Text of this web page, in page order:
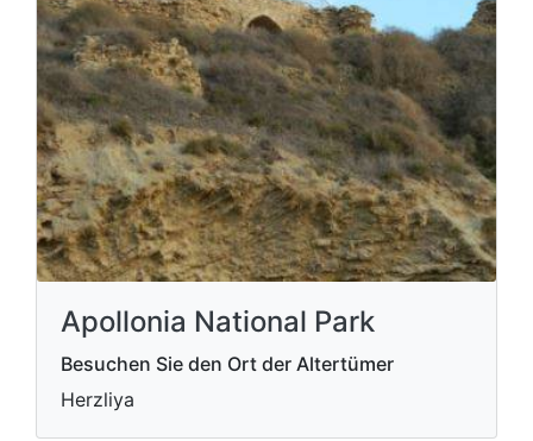
Apollonia National Park
Besuchen Sie den Ort der Altertümer
Herzliya